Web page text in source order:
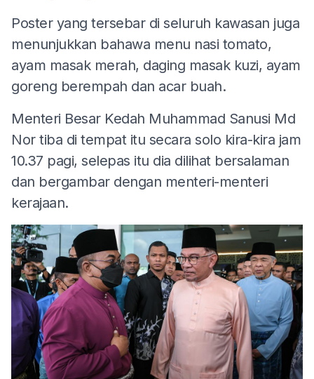
Poster yang tersebar di seluruh kawasan juga
menunjukkan bahawa menu nasi tomato,
ayam masak merah, daging masak kuzi, ayam
goreng berempah dan acar buah.
Menteri Besar Kedah Muhammad Sanusi Md
Nor tiba di tempat itu secara solo kira-kira jam
10.37 pagi, selepas itu dia dilihat bersalaman
dan bergambar dengan menteri-menteri
kerajaan.